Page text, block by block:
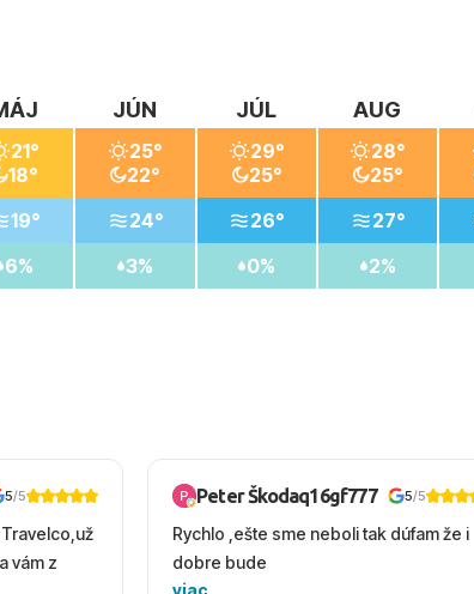
21°
18°
19°
6%
JÚN
25°
22°
24°
3%
JÚL
29°
25°
26°
0%
AUG
28°
25°
27°
2%
5/5
vám z
Peter Škodaq16gf777 5/5
Rychlo ,ešte sme neboli tak dúfam že i
dobre bude
viac